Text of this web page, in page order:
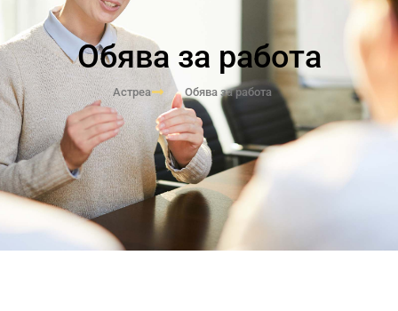
Обява за работа
Астреа Обява за работа